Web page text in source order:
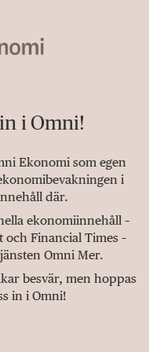
i Omni!
Ekonomi som egen
i
där.
ekonomiinnehåll –
Financial Times –
Omni Mer.
besvär, men hoppas
in i Omni!